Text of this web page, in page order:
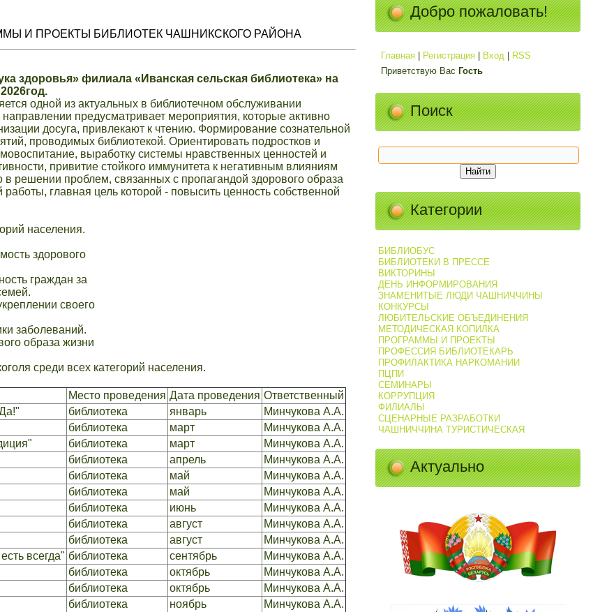
И ПРОЕКТЫ БИБЛИОТЕК ЧАШНИКСКОГО РАЙОНА
филиала «Иванская сельская библиотека» на
2026год.
одной из актуальных в библиотечном обслуживании
предусматривает мероприятия, которые активно
досуга, привлекают к чтению. Формирование сознательной
проводимых библиотекой. Ориентировать подростков и
выработку системы нравственных ценностей и
привитие стойкого иммунитета к негативным влияниям
решении проблем, связанных с пропагандой здорового образа
главная цель которой - повысить ценность собственной
населения.
здорового
граждан за
своего
заболеваний.
образа жизни
среди всех категорий населения.
Место проведения Дата проведения Ответственный
библиотека январь
Минчукова А.А.
библиотека март
Минчукова А.А.
библиотека март
Минчукова А.А.
библиотека апрель
Минчукова А.А.
библиотека май
Минчукова А.А.
библиотека май
Минчукова А.А.
библиотека июнь
Минчукова А.А.
библиотека август
Минчукова А.А.
библиотека август
Минчукова А.А.
всегда" библиотека сентябрь
Минчукова А.А.
библиотека октябрь
Минчукова А.А.
библиотека октябрь
Минчукова А.А.
библиотека ноябрь
Минчукова А.А.
Добро пожаловать!
Главная| Регистрация| Вход|
RSS
Приветствую Вас Гость
Поиск
Категории
БИБЛИОБУС
БИБЛИОТЕКИ В ПРЕССЕ
ВИКТОРИНЫ
ДЕНЬ ИНФОРМИРОВАНИЯ
ЗНАМЕНИТЫЕ ЛЮДИ ЧАШНИЧЧИНЫ
КОНКУРСЫ
ЛЮБИТЕЛЬСКИЕ ОБЪЕДИНЕНИЯ
МЕТОДИЧЕСКАЯ КОПИЛКА
ПРОГРАММЫ И ПРОЕКТЫ
ПРОФЕССИЯ БИБЛИОТЕКАРЬ
ПРОФИЛАКТИКА НАРКОМАНИИ
ПЦПИ
СЕМИНАРЫ
КОРРУПЦИЯ
ФИЛИАЛЫ
СЦЕНАРНЫЕ РАЗРАБОТКИ
ЧАШНИЧЧИНА ТУРИСТИЧЕСКАЯ
Актуально